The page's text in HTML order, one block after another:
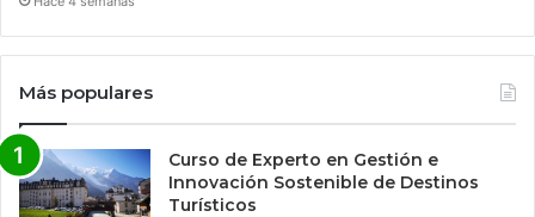
Más populares
Curso de Experto en Gestión e
Innovación Sostenible de Destinos
Turísticos